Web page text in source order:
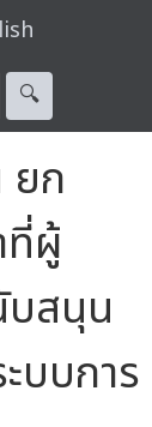
🔍︎
ยก
ที่ผู้
สนุน
บบการ